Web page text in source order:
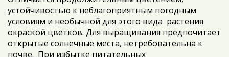
устойчивостью к неблагоприятным погодным
условиям и необычной для этого вида растения
окраской цветков. Для выращивания предпочитает
открытые солнечные места, нетребовательна к
почве. При избытке питательных